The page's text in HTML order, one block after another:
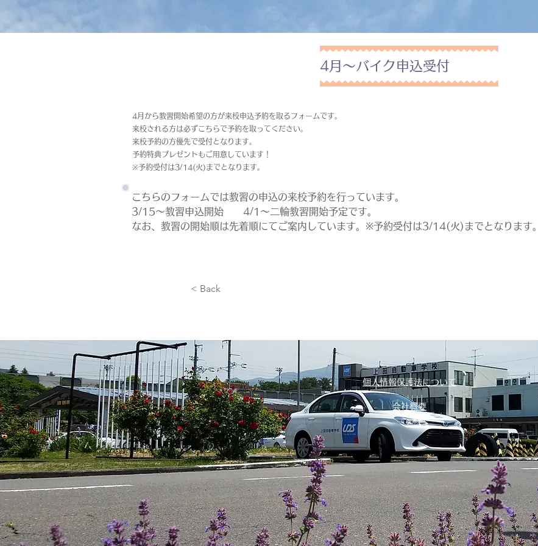
4月～バイク申込受付
4月から教習開始希望の方が来校申込予約を取るフォームです。
来校される方は必ずこちらで予約を取ってください。
来校予約の方優先で受付となります。
予約特典プレゼントもご用意しています！
※予約受付は3/14(火)までとなります。
こちらのフォームでは教習の申込の来校予約を行っています。
3/15～教習申込開始　　4/1～二輪教習開始予定です。
なお、教習の開始順は先着順にてご案内しています。※予約受付は3/14(火)までとなります。
< Back
個人情報保護法について
会社概要